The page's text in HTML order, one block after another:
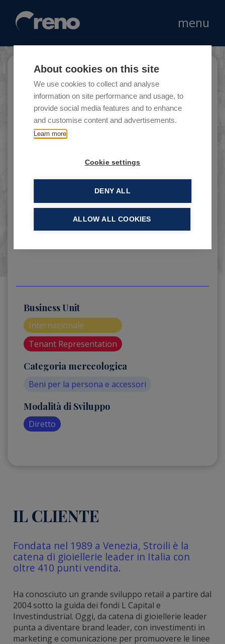
About cookies on this site
We use cookies to collect and analyse
information on site performance and usage, to
provide social media features and to enhance
and customise content and advertisements.
Learn more
Cookie settings
DENY ALL
ALLOW ALL COOKIES
menu
Stroili
Fondata nel 1989 a Venezia, Stroili è la catena
Business Unit
Internazionale
Tenant Representation
Categoria merceologica
Beni per la persona e accessori
Modalità di Sviluppo
Diretto
IL CLIENTE
Fondata nel 1989 a Venezia, Stroili è la
catena di gioiellerie leader in Italia con
oltre 410 punti vendita.
Ha conosciuto un grande sviluppo retail a partire dal
2004 sotto la guida dei fondi L Capital e
Investindustrial. Oggi, da catena di gioiellerie leader
punta a diventare brand leader, con investimenti in
marketing e comunicazione per promuovere le linee